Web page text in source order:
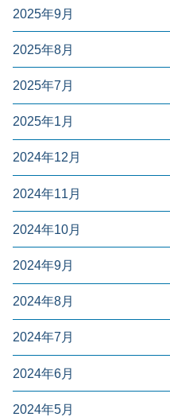
2025年9月
2025年8月
2025年7月
2025年1月
2024年12月
2024年11月
2024年10月
2024年9月
2024年8月
2024年7月
2024年6月
2024年5月